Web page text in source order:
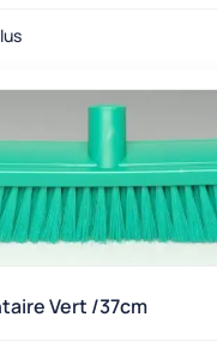
Vert /37cm